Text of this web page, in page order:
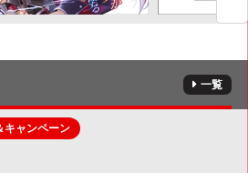
一覧
キャンペーン